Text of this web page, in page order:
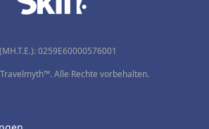
0259Ε60000576001
Alle Rechte vorbehalten.